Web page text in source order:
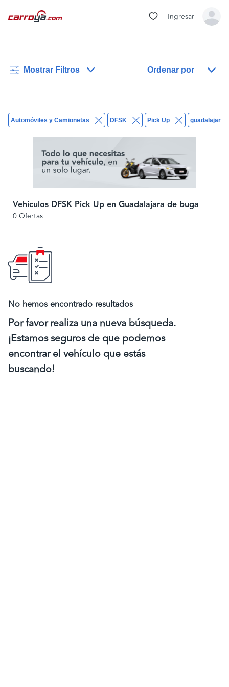
Ingresar
Mostrar Filtros Ordenar por
Automóviles y Camionetas DFSK Pick Up guadalajara
Vehículos DFSK Pick Up en Guadalajara de buga
0 Ofertas
No hemos encontrado resultados
Por favor realiza una nueva búsqueda.
¡Estamos seguros de que podemos
encontrar el vehículo que estás
buscando!